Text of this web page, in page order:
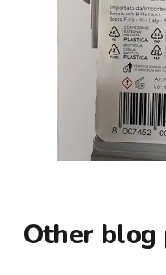
Other blog